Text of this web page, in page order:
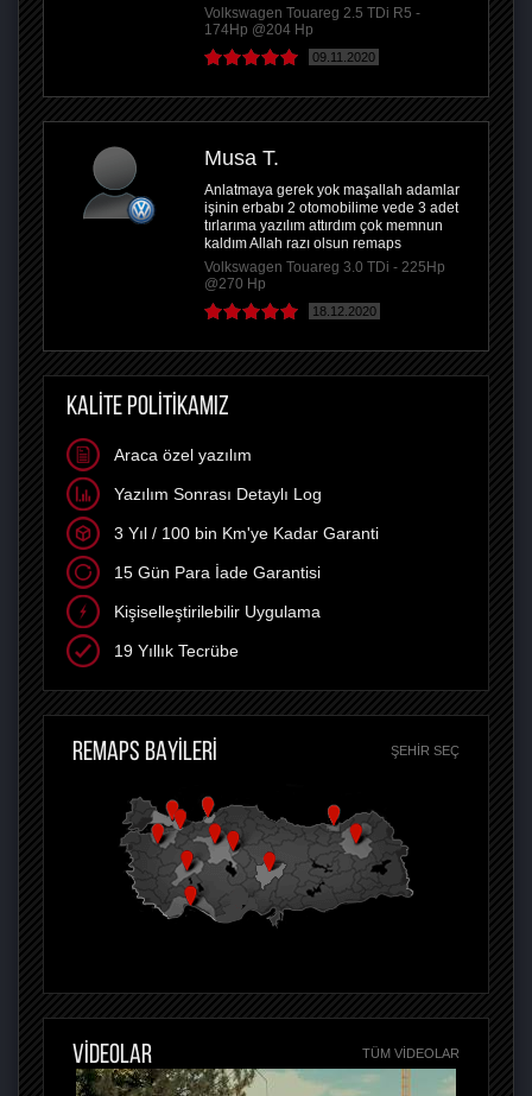
Volkswagen Touareg 2.5 TDi R5 -
174Hp @204 Hp
09.11.2020
Musa T.
Anlatmaya gerek yok maşallah adamlar
işinin erbabı 2 otomobilime vede 3 adet
tırlarıma yazılım attırdım çok memnun
kaldım Allah razı olsun remaps
Volkswagen Touareg 3.0 TDi - 225Hp
@270 Hp
18.12.2020
KALİTE POLİTİKAMIZ
Araca özel yazılım
Yazılım Sonrası Detaylı Log
3 Yıl / 100 bin Km'ye Kadar Garanti
15 Gün Para İade Garantisi
Kişiselleştirilebilir Uygulama
19 Yıllık Tecrübe
REMAPS BAYİLERİ ŞEHIR SEÇ
VİDEOLAR TÜM VIDEOLAR